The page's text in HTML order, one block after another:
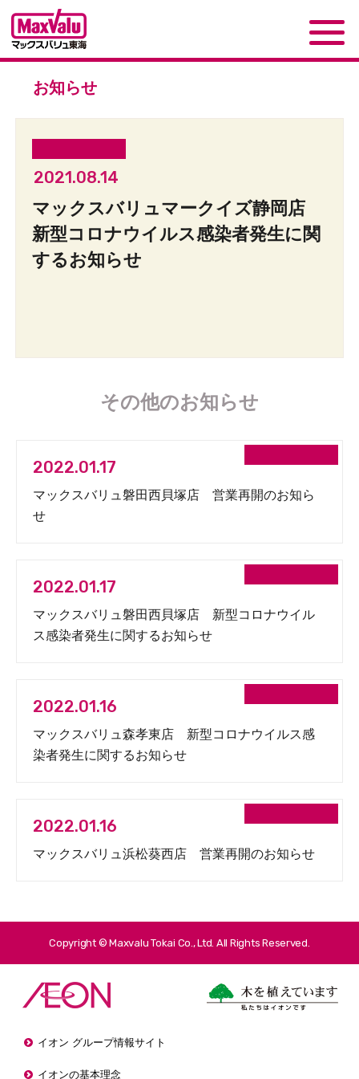
お知らせ
2021.08.14
マックスバリュマークイズ静岡店
新型コロナウイルス感染者発生に関
するお知らせ
その他のお知らせ
2022.01.17
マックスバリュ磐田西貝塚店 営業再開のお知ら
せ
2022.01.17
マックスバリュ磐田西貝塚店 新型コロナウイル
ス感染者発生に関するお知らせ
2022.01.16
マックスバリュ森孝東店 新型コロナウイルス感
染者発生に関するお知らせ
2022.01.16
マックスバリュ浜松葵西店 営業再開のお知らせ
Copyright © Maxvalu Tokai Co., Ltd. All Rights Reserved.
イオン グループ情報サイト
イオンの基本理念